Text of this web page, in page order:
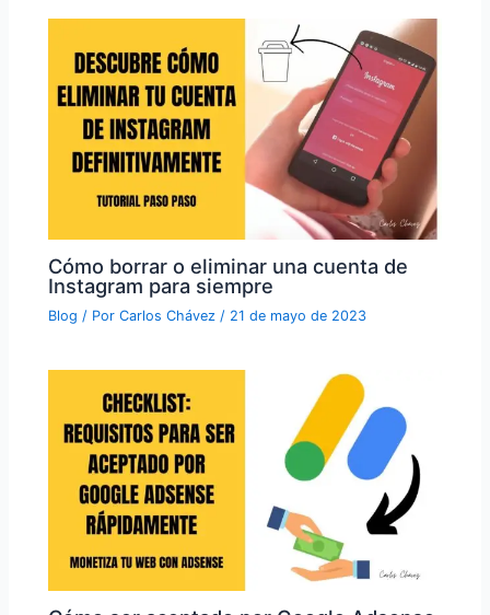
Cómo borrar o eliminar una cuenta de
Instagram para siempre
Blog / PorCarlos Chávez / 21 de mayo de 2023